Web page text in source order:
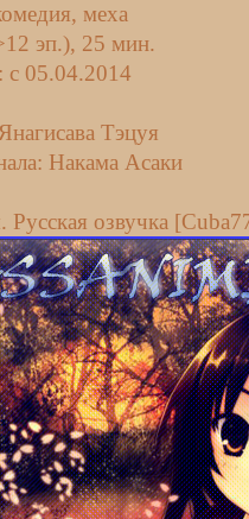
меха
эп.), 25 мин.
c 05.04.2014
Тэцуя
Накама Асаки
Русская озвучка